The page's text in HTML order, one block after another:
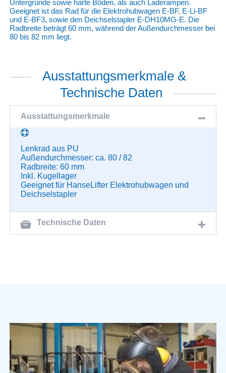
Untergründe sowie harte Böden, als auch Laderampen.
Geeignet ist das Rad für die Elektrohubwagen E-BF, E-Li-BF
und E-BF3, sowie den Deichselstapler E-DH10MG-E. Die
Radbreite beträgt 60 mm, während der Außendurchmesser bei
80 bis 82 mm liegt.
Ausstattungsmerkmale &
Technische Daten
Ausstattungsmerkmale
Lenkrad aus PU
Außendurchmesser: ca. 80 / 82
Radbreite: 60 mm
Inkl. Kugellager
Geeignet für HanseLifter Elektrohubwagen und
Deichselstapler
Technische Daten